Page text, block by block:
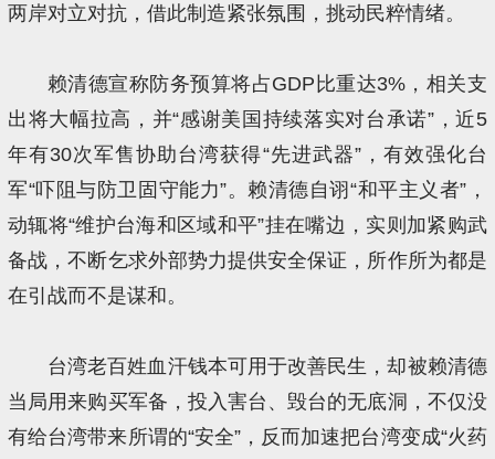
两岸对立对抗，借此制造紧张氛围，挑动民粹情绪。
赖清德宣称防务预算将占GDP比重达3%，相关支
出将大幅拉高，并“感谢美国持续落实对台承诺”，近5
年有30次军售协助台湾获得“先进武器”，有效强化台
军“吓阻与防卫固守能力”。赖清德自诩“和平主义者”，
动辄将“维护台海和区域和平”挂在嘴边，实则加紧购武
备战，不断乞求外部势力提供安全保证，所作所为都是
在引战而不是谋和。
台湾老百姓血汗钱本可用于改善民生，却被赖清德
当局用来购买军备，投入害台、毁台的无底洞，不仅没
有给台湾带来所谓的“安全”，反而加速把台湾变成“火药